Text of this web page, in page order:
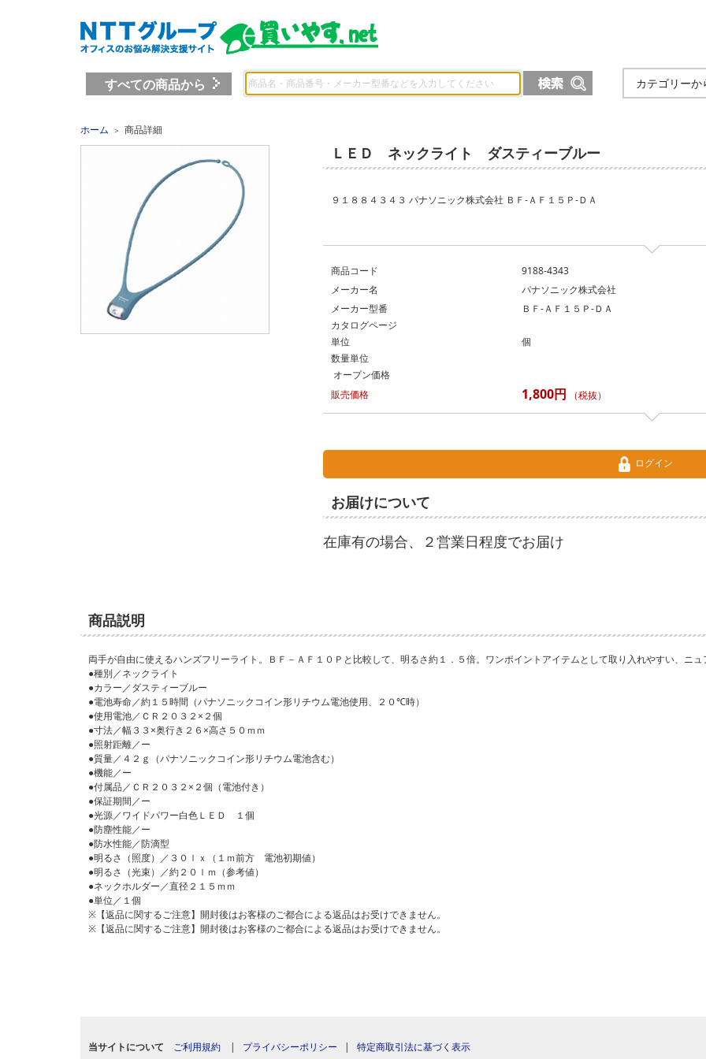
すべての商品から カテゴリーか
ホーム ＞ 商品詳細
ＬＥＤ ネックライト ダスティーブルー
９１８８４３４３ パナソニック株式会社 ＢＦ‐ＡＦ１５Ｐ‐ＤＡ
商品コード
9188-4343
メーカー名
パナソニック株式会社
メーカー型番
ＢＦ‐ＡＦ１５Ｐ‐ＤＡ
カタログページ
単位
個
数量単位
オープン価格
販売価格
1,800円 （税抜）
ログイン
お届けについて
在庫有の場合、２営業日程度でお届け
商品説明
両手が自由に使えるハンズフリーライト。ＢＦ－ＡＦ１０Ｐと比較して、明るさ約１．５倍。ワンポイントアイテムとして取り入れやすい、ニュ
●種別／ネックライト
●カラー／ダスティーブルー
●電池寿命／約１５時間（パナソニックコイン形リチウム電池使用、２０℃時）
●使用電池／ＣＲ２０３２×２個
●寸法／幅３３×奥行き２６×高さ５０ｍｍ
●照射距離／ー
●質量／４２ｇ（パナソニックコイン形リチウム電池含む）
●機能／ー
●付属品／ＣＲ２０３２×２個（電池付き）
●保証期間／ー
●光源／ワイドパワー白色ＬＥＤ １個
●防塵性能／ー
●防水性能／防滴型
●明るさ（照度）／３０ｌｘ（１ｍ前方 電池初期値）
●明るさ（光束）／約２０ｌｍ（参考値）
●ネックホルダー／直径２１５ｍｍ
●単位／１個
※【返品に関するご注意】開封後はお客様のご都合による返品はお受けできません。
※【返品に関するご注意】開封後はお客様のご都合による返品はお受けできません。
当サイトについて ご利用規約 | プライバシーポリシー | 特定商取引法に基づく表示